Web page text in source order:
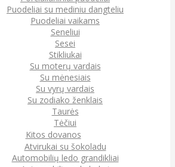
Puodeliai su mediniu dangteliu
Puodeliai vaikams
Seneliui
Sesei
Stikliukai
Su moterų vardais
Su mėnesiais
Su vyrų vardais
Su zodiako ženklais
Taurės
Tėčiui
Kitos dovanos
Atvirukai su šokoladu
Automobilių ledo grandikliai